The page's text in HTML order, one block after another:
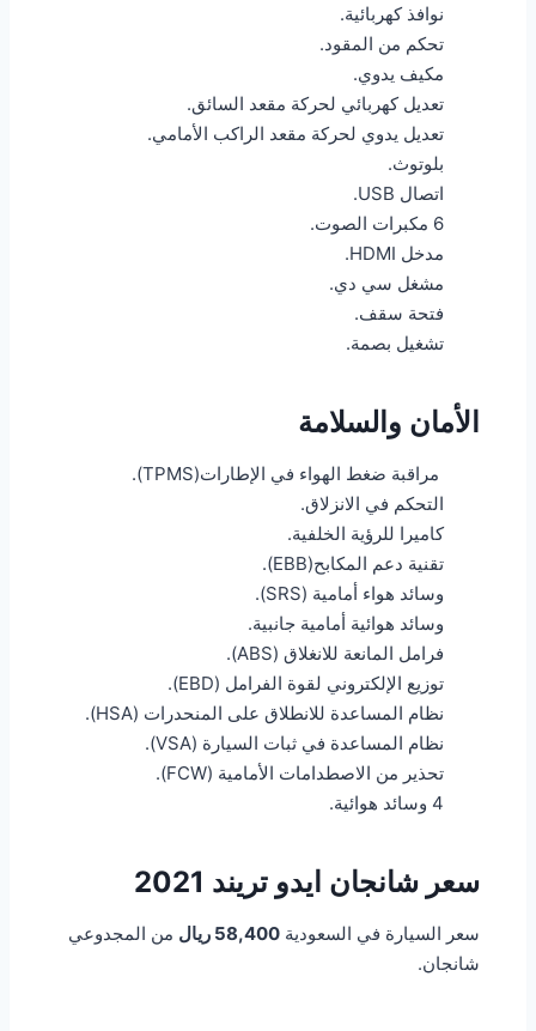
نوافذ كهربائية.
تحكم من المقود.
مكيف يدوي.
تعديل كهربائي لحركة مقعد السائق.
تعديل يدوي لحركة مقعد الراكب الأمامي.
بلوتوث.
اتصال USB.
6 مكبرات الصوت.
مدخل HDMI.
مشغل سي دي.
فتحة سقف.
تشغيل بصمة.
الأمان والسلامة
مراقبة ضغط الهواء في الإطارات(TPMS).
التحكم في الانزلاق.
كاميرا للرؤية الخلفية.
تقنية دعم المكابح(EBB).
وسائد هواء أمامية (SRS).
وسائد هوائية أمامية جانبية.
فرامل المانعة للانغلاق (ABS).
توزيع الإلكتروني لقوة الفرامل (EBD).
نظام المساعدة للانطلاق على المنحدرات (HSA).
نظام المساعدة في ثبات السيارة (VSA).
تحذير من الاصطدامات الأمامية (FCW).
4 وسائد هوائية.
سعر شانجان ايدو تريند 2021
سعر السيارة في السعودية 58,400 ريال من المجدوعي
شانجان.